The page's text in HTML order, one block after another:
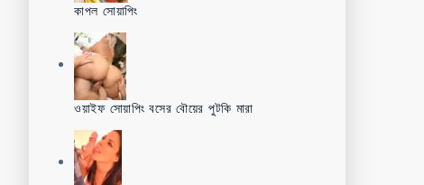
কাপল সোয়াপিং
ওয়াইফ সোয়াপিং বসের বৌয়ের পুটকি মারা